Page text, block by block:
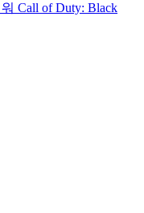
Call of Duty: Black